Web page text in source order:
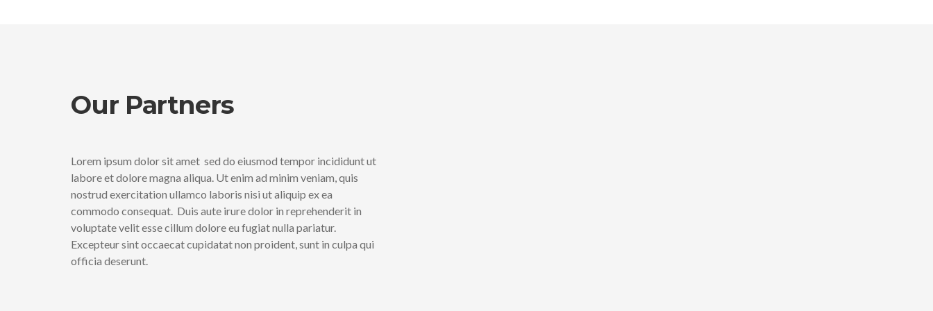
Our Partners
Lorem ipsum dolor sit amet sed do eiusmod tempor incididunt ut
labore et dolore magna aliqua. Ut enim ad minim veniam, quis
nostrud exercitation ullamco laboris nisi ut aliquip ex ea
commodo consequat. Duis aute irure dolor in reprehenderit in
voluptate velit esse cillum dolore eu fugiat nulla pariatur.
Excepteur sint occaecat cupidatat non proident, sunt in culpa qui
officia deserunt.